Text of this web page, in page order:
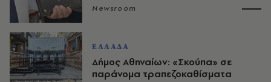
Newsroom
ΕΛΛΑΔΑ
Δήμος Αθηναίων: «Σκούπα» σε
παράνομα τραπεζοκαθίσματα